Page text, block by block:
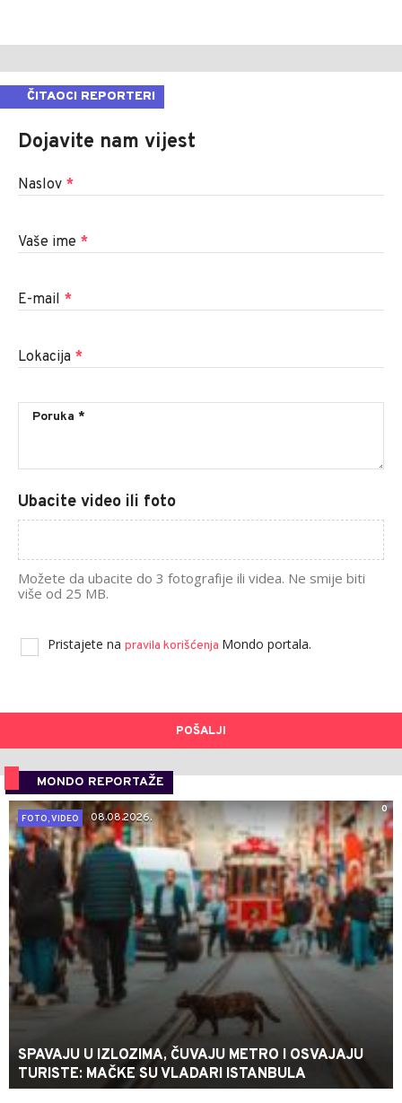
ČITAOCI REPORTERI
Dojavite nam vijest
Naslov *
Vaše ime *
E-mail *
Lokacija *
Ubacite video ili foto
Možete da ubacite do 3 fotografije ili videa. Ne smije biti
više od 25 MB.
Pristajete na pravila korišćenja Mondo portala.
POŠALJI
MONDO REPORTAŽE
0
FOTO, VIDEO
08.08.2026.
SPAVAJU U IZLOZIMA, ČUVAJU METRO I OSVAJAJU
TURISTE: MAČKE SU VLADARI ISTANBULA